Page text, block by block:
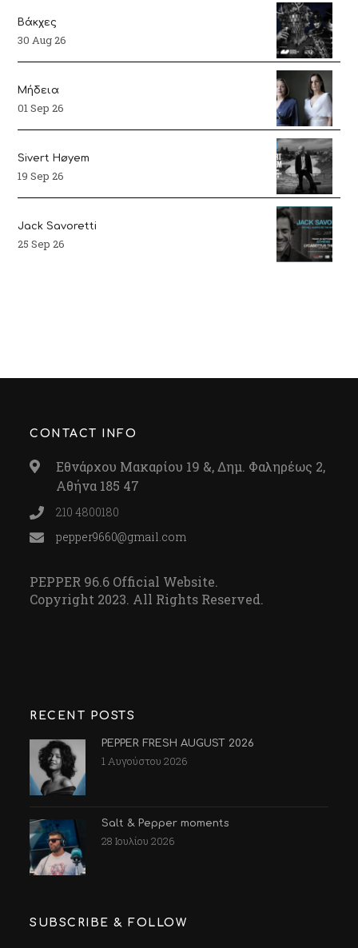
Βάκχες
30 Aug 26
Μήδεια
01 Sep 26
Sivert Høyem
19 Sep 26
Jack Savoretti
25 Sep 26
CONTACT INFO
Εθνάρχου Μακαρίου 19 &, Δημ. Φαληρέως 2,
Αθήνα 185 47
210 4800180
pepper9660@gmail.com
PEPPER 96.6 Official Website.
Copyright 2023. All Rights Reserved.
RECENT POSTS
PEPPER FRESH AUGUST 2026
1 Αυγούστου 2026
Salt & Pepper moments
28 Ιουλίου 2026
SUBSCRIBE & FOLLOW